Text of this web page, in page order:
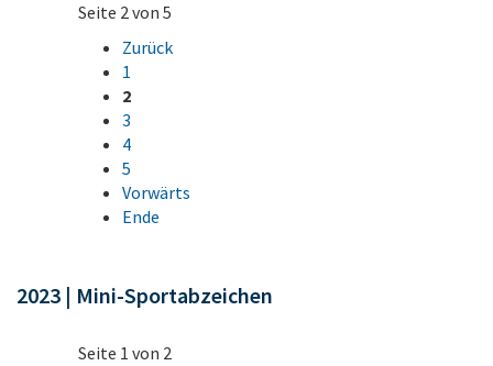
Seite 2 von 5
Zurück
1
2
3
4
5
Vorwärts
Ende
2023 | Mini-Sportabzeichen
Seite 1 von 2